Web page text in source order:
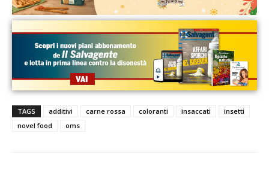
TAGS additivi carne rossa coloranti insaccati
insetti
novel food
oms